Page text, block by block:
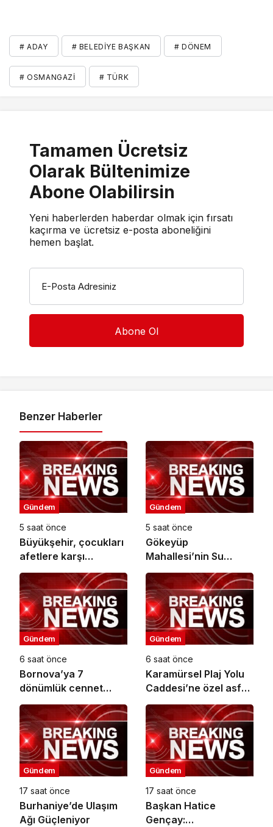
# ADAY # BELEDIYE BAŞKAN # DÖNEM
# OSMANGAZI # TÜRK
Tamamen Ücretsiz
Olarak Bültenimize
Abone Olabilirsin
Yeni haberlerden haberdar olmak için fırsatı
kaçırma ve ücretsiz e-posta aboneliğini
hemen başlat.
E-Posta Adresiniz
Benzer Haberler
Gündem
5 saat önce
Büyükşehir, çocukları
afetlere karşı
bilinçlendiriyor
Gündem
5 saat önce
Gökeyüp
Mahallesi’nin Su
Sorunu Çözüme
Kavuşturuldu
Gündem
6 saat önce
Bornova’ya 7
dönümlük cennet
bahçesi
Gündem
6 saat önce
Karamürsel Plaj Yolu
Caddesi’ne özel asfalt
dokunuşu
Gündem
17 saat önce
Burhaniye’de Ulaşım
Ağı Güçleniyor
Gündem
17 saat önce
Başkan Hatice
Gençay: